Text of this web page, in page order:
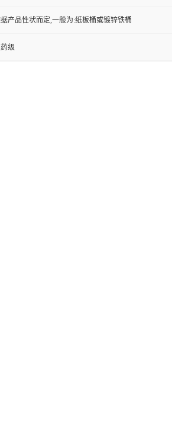
产品性状而定,一般为:纸板桶或镀锌铁桶
级